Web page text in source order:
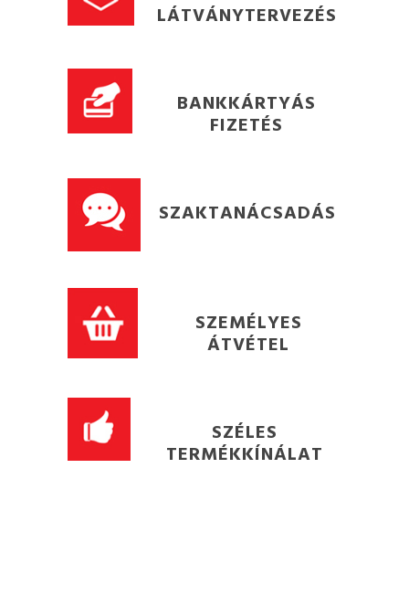
LÁTVÁNYTERVEZÉS
BANKKÁRTYÁS
FIZETÉS
SZAKTANÁCSADÁS
SZEMÉLYES
ÁTVÉTEL
SZÉLES
TERMÉKKÍNÁLAT